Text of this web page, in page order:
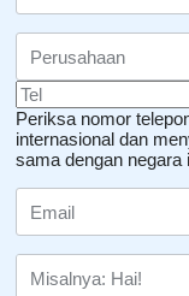
Periksa nomor
internasional dan
sama dengan negara